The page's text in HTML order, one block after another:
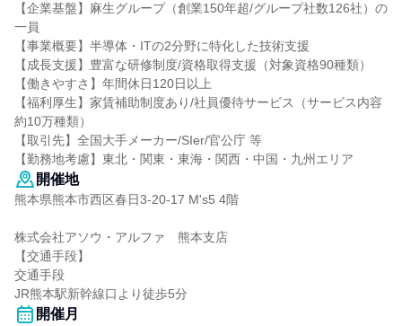
【企業基盤】麻生グループ（創業150年超/グループ社数126社）の
一員
【事業概要】半導体・ITの2分野に特化した技術支援
【成長支援】豊富な研修制度/資格取得支援（対象資格90種類）
【働きやすさ】年間休日120日以上
【福利厚生】家賃補助制度あり/社員優待サービス（サービス内容
約10万種類）
【取引先】全国大手メーカー/SIer/官公庁 等
【勤務地考慮】東北・関東・東海・関西・中国・九州エリア
開催地
熊本県熊本市西区春日3-20-17 M's5 4階
株式会社アソウ・アルファ 熊本支店
【交通手段】
交通手段
JR熊本駅新幹線口より徒歩5分
開催月